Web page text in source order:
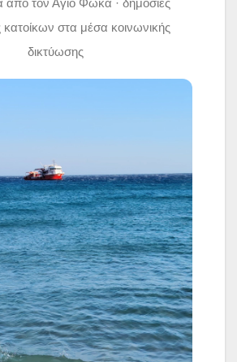
κατοίκων στα μέσα κοινωνικής
δικτύωσης